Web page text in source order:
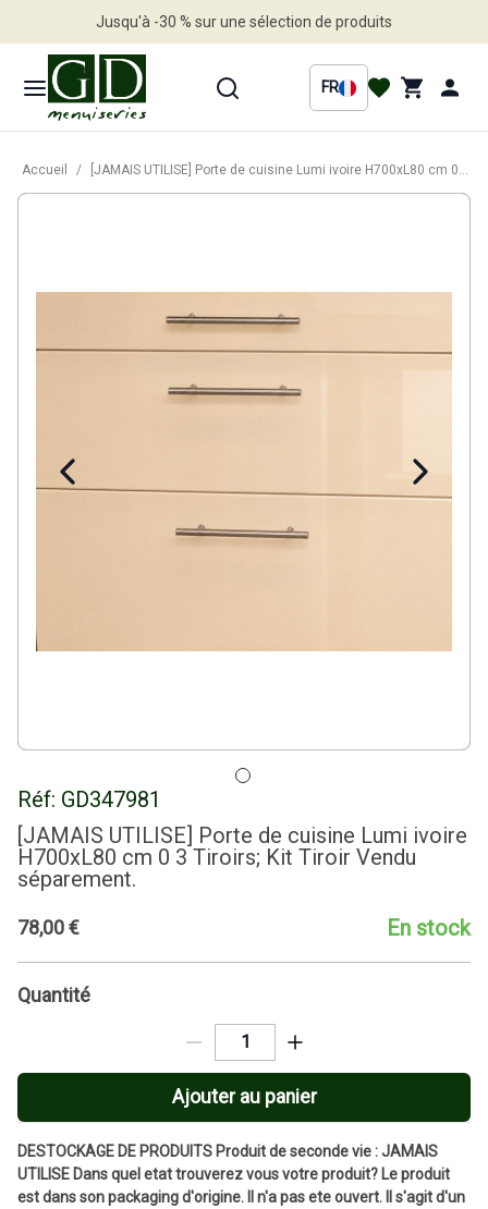
Jusqu'à -30 % sur une sélection de produits
FR
Accueil / [JAMAIS UTILISE] Porte de cuisine Lumi ivoire H700xL80 cm 0 3 Tiroirs; Kit Tiroir Vendu séparement.
Réf: GD347981
[JAMAIS UTILISE] Porte de cuisine Lumi ivoire
H700xL80 cm 0 3 Tiroirs; Kit Tiroir Vendu
séparement.
78,00€ En stock
Quantité
Ajouter au panier
DESTOCKAGE DE PRODUITS Produit de seconde vie : JAMAIS
UTILISE Dans quel etat trouverez vous votre produit? Le produit
est dans son packaging d'origine. Il n'a pas ete ouvert. Il s'agit d'un